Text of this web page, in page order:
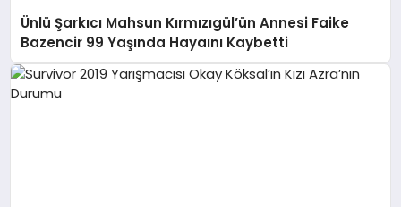
Ünlü Şarkıcı Mahsun Kırmızıgül’ün Annesi Faike
Bazencir 99 Yaşında Hayaını Kaybetti